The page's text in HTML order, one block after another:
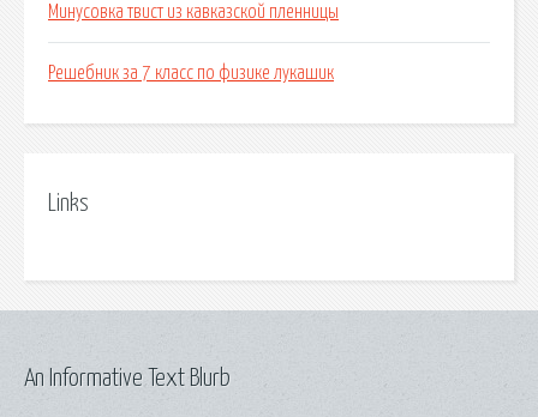
Минусовка твист из кавказской пленницы
Решебник за 7 класс по физике лукашик
Links
An Informative Text Blurb